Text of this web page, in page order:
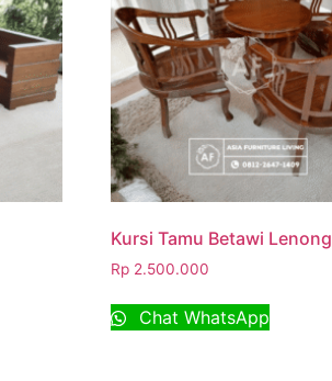
Kursi Tamu Betawi Lenong
Rp2.500.000
Chat WhatsApp